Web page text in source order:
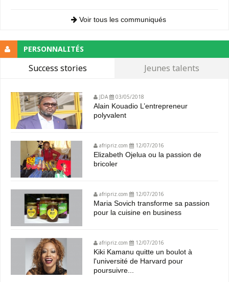
Voir tous les communiqués
PERSONNALITÉS
Success stories Jeunes talents
JDA 03/05/2018
Alain Kouadio L’entrepreneur
polyvalent
afripriz.com 12/07/2016
Elizabeth Ojelua ou la passion de
bricoler
afripriz.com 12/07/2016
Maria Sovich transforme sa passion
pour la cuisine en business
afripriz.com 12/07/2016
Kiki Kamanu quitte un boulot à
l'université de Harvard pour
poursuivre...